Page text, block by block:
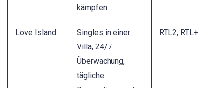
kämpfen.
Love Island
Singles in einer
Villa, 24/7
Überwachung,
tägliche
RTL2, RTL+